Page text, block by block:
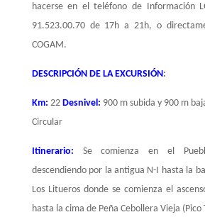
hacerse en el teléfono de Información
91.523.00.70 de 17h a 21h, o
COGAM.
DESCRIPCIÓN DE LA EXCURSIÓN :
Km: 22Desnivel: 900 m subida y 900 m
Circular
Itinerario: Se comienza en el
descendiendo por la antigua N-I hasta la
Los Litueros donde se comienza el
hasta la cima de Peña Cebollera Vieja (Pico